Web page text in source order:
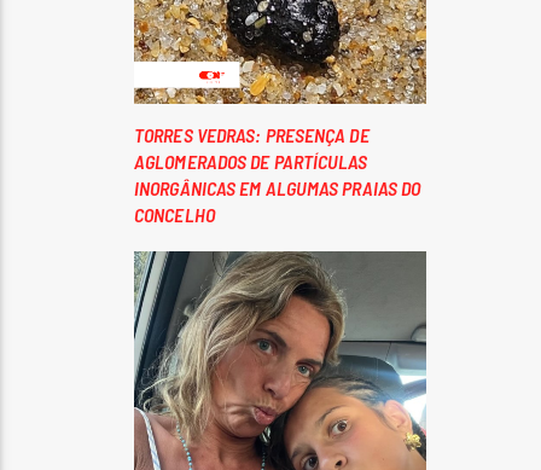
TORRES VEDRAS: PRESENÇA DE
AGLOMERADOS DE PARTÍCULAS
INORGÂNICAS EM ALGUMAS PRAIAS DO
CONCELHO